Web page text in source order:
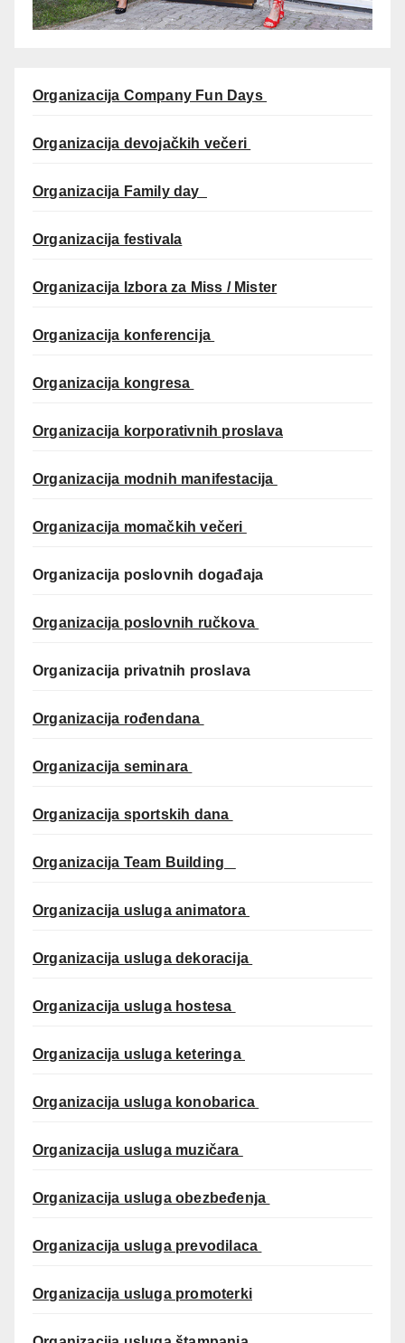
Organizacija Company Fun Days
Organizacija devojačkih večeri
Organizacija Family day
Organizacija festivala
Organizacija Izbora za Miss / Mister
Organizacija konferencija
Organizacija kongresa
Organizacija korporativnih proslava
Organizacija modnih manifestacija
Organizacija momačkih večeri
Organizacija poslovnih događaja
Organizacija poslovnih ručkova
Organizacija privatnih proslava
Organizacija rođendana
Organizacija seminara
Organizacija sportskih dana
Organizacija Team Building
Organizacija usluga animatora
Organizacija usluga dekoracija
Organizacija usluga hostesa
Organizacija usluga keteringa
Organizacija usluga konobarica
Organizacija usluga muzičara
Organizacija usluga obezbeđenja
Organizacija usluga prevodilaca
Organizacija usluga promoterki